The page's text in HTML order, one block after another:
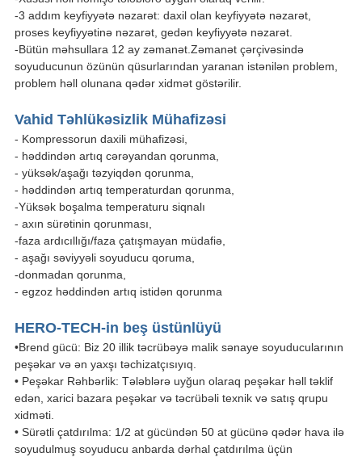
-3 addım keyfiyyətə nəzarət: daxil olan keyfiyyətə nəzarət,
proses keyfiyyətinə nəzarət, gedən keyfiyyətə nəzarət.
-Bütün məhsullara 12 ay zəmanət.Zəmanət çərçivəsində
soyuducunun özünün qüsurlarından yaranan istənilən problem,
problem həll olunana qədər xidmət göstərilir.
Vahid Təhlükəsizlik Mühafizəsi
- Kompressorun daxili mühafizəsi,
- həddindən artıq cərəyandan qorunma,
- yüksək/aşağı təzyiqdən qorunma,
- həddindən artıq temperaturdan qorunma,
-Yüksək boşalma temperaturu siqnalı
- axın sürətinin qorunması,
-faza ardıcıllığı/faza çatışmayan müdafiə,
- aşağı səviyyəli soyuducu qoruma,
-donmadan qorunma,
- egzoz həddindən artıq istidən qorunma
HERO-TECH-in beş üstünlüyü
•Brend gücü: Biz 20 illik təcrübəyə malik sənaye soyuducularının
peşəkar və ən yaxşı təchizatçısıyıq.
• Peşəkar Rəhbərlik: Tələblərə uyğun olaraq peşəkar həll təklif
edən, xarici bazara peşəkar və təcrübəli texnik və satış qrupu
xidməti.
• Sürətli çatdırılma: 1/2 at gücündən 50 at gücünə qədər hava ilə
soyudulmuş soyuducu anbarda dərhal çatdırılma üçün